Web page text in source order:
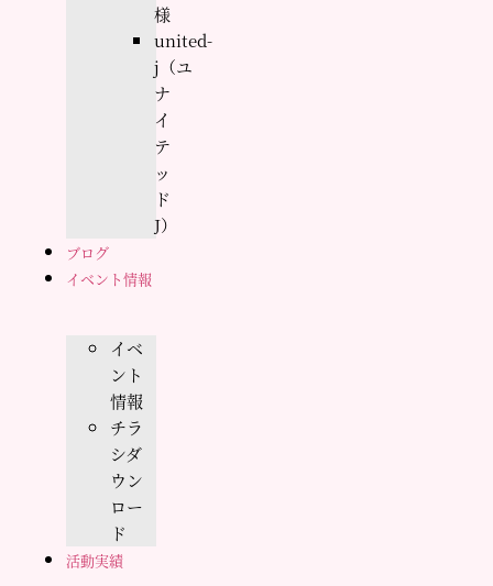
様
united-
j（ユ
ナ
イ
テ
ッ
ド
J）
ブログ
イベント情報
イベ
ント
情報
チラ
シダ
ウン
ロー
ド
活動実績